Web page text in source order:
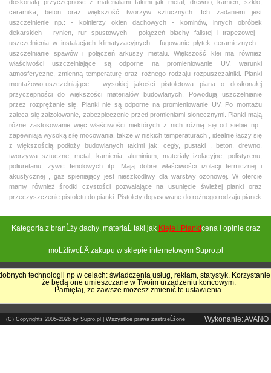
doskonałą przyczepność z materiałami takimi jak metal, drewno, kamień, szkło,
ceramika, beton oraz większość tworzyw sztucznych. Ich zadaniem jest
uszczelnienie np.: - kołnierzy okien dachowych - kominów, innych obróbek
dekarskich - rynien, rur spustowych - połączeń blachy falistej i trapezowej -
uszczelnienia w instalacjach klimatyzacyjnych - fugowanie płytek ceramicznych -
uszczelnianie spawów i połączeń arkuszy metalu. Większość klei ma również
właściwości uszczelniające są odporne na promieniowanie UV, warunki
atmosferyczne, zmienną temperaturę oraz rożnego rodzaju rozpuszczalniki. Pianki
montażowo-uszczelniające - wysokiej jakości pistoletowa piana o doskonałej
przyczepności do większości materiałów budowlanych. Powodują uszczelnianie
przez rozprężanie się. Pianki nie są odporne na promieniowanie UV. Po montażu
zaleca się zaizolowanie, zabezpieczenie przed promieniami słonecznymi. Pianki mają
różne zastosowanie więc właściwości niektórych z nich różnią się od siebie np.:
zapewniają wysoką siłę mocowania, także w niskich temperaturach , idealnie łączy się
z większością podłoży budowlanych takimi jak: cegły, pustaki , beton, drewno,
tworzywa sztuczne, metal, kamienia, aluminium, materiały izolacyjne, polistyrenu,
poliuretanu, żywic fenolowych itp. Mają dobre właściwości izolacji termicznej i
akustycznej , gaz spieniający jest nieszkodliwy dla warstwy ozonowej. W ofercie
mamy również środki czystości pozwalające na usunięcie świeżej pianki oraz
przeczyszczenie pistoletu do pianki. Pistolety dopasowane do rożnego rodzaju pianek
Kategoria z branĹźy dachy, materiaĹ taki jak Kleje i Piankicena i opinie oraz
moĹźliwoĹÄ zakupu w sklepie internetowym Supro.pl
Pokrycia Dachowe - Supro.pl
Sklep internetowy
Wykonanie: AVANO
(C) Copyrights 2005-2026 by Supro.pl | Wszystkie prawa zastrzeĹźone
technologii np w celach: świadczenia usług, reklam, statystyk.
że będą one umieszczane w Twoim urządzeniu końcowym.
Pamiętaj, że zawsze możesz zmienić te ustawienia.